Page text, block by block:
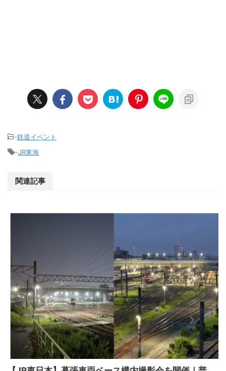
-鉄道イベント
-JR東海
関連記事